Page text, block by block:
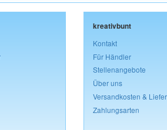
kreativbunt
Kontakt
Für Händler
Stellenangebote
Über uns
Versandkosten &
Zahlungsarten